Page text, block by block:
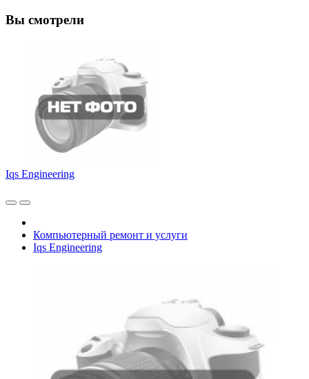
Вы смотрели
Iqs Engineering
Компьютерный ремонт и услуги
Iqs Engineering